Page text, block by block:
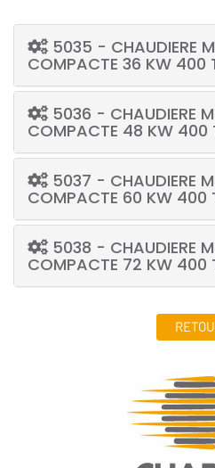
5035 - CHAUDIERE
COMPACTE 36 KW 400
5036 - CHAUDIERE
COMPACTE 48 KW 400
5037 - CHAUDIERE
COMPACTE 60 KW 400
5038 - CHAUDIERE
COMPACTE 72 KW 400